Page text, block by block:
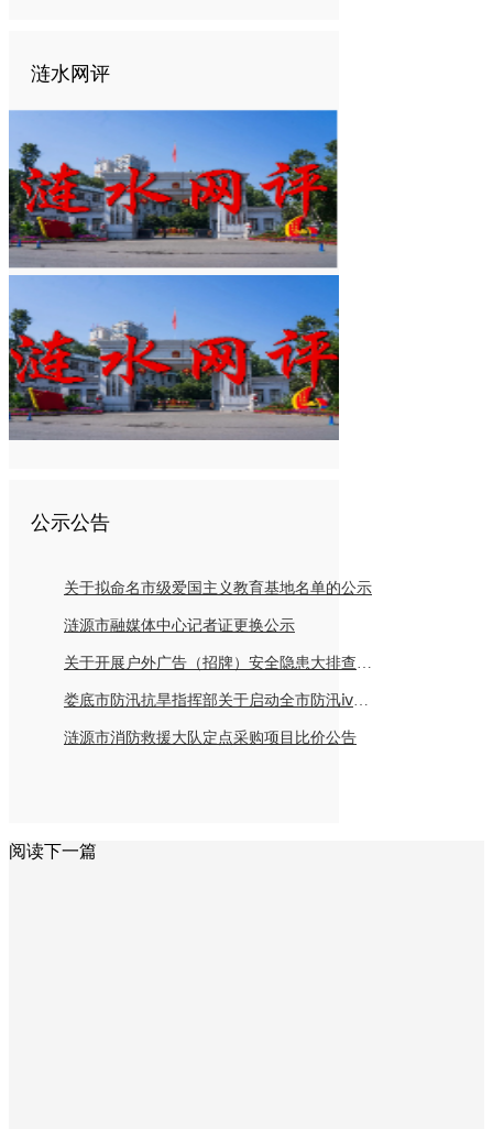
涟水网评
公示公告
关于拟命名市级爱国主义教育基地名单的公示
涟源市融媒体中心记者证更换公示
涟源市消防救援大队定点采购项目比价公告
阅读下一篇